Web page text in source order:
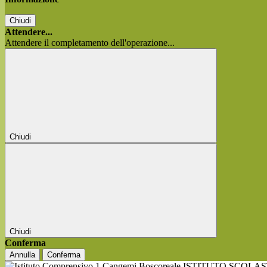
Chiudi
Attendere...
Attendere il completamento dell'operazione...
Chiudi
Chiudi
Conferma
Annulla Conferma